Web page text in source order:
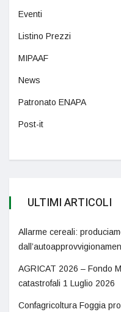
Eventi
Listino Prezzi
MIPAAF
News
Patronato ENAPA
Post-it
ULTIMI ARTICOLI
Allarme cereali:
AGRICAT 2026 – Fondo
catastrofali 1 Luglio 2026
Confagricoltura Foggia